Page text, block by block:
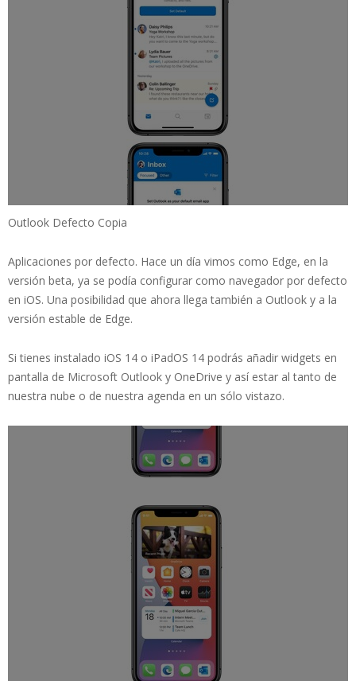
Outlook Defecto Copia
Aplicaciones por defecto. Hace un día vimos como Edge, en la
versión beta, ya se podía configurar como navegador por defecto
en iOS. Una posibilidad que ahora llega también a Outlook y a la
versión estable de Edge.
Si tienes instalado iOS 14 o iPadOS 14 podrás añadir widgets en
pantalla de Microsoft Outlook y OneDrive y así estar al tanto de
nuestra nube o de nuestra agenda en un sólo vistazo.